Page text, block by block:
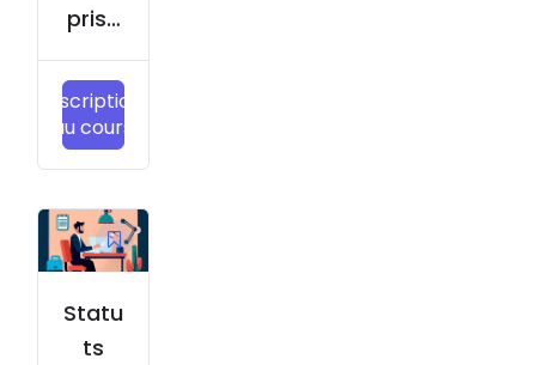
prise
indivi
duell
e
Inscription
au cours
Statu
ts